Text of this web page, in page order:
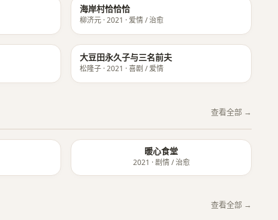
海岸村恰恰恰
柳济元 · 2021 · 爱情 / 治愈
★ 8.5 ★ 8.4
大豆田永久子与三名前夫
松隆子 · 2021 · 喜剧 / 爱情
查看全部 →
暖心食堂
2021 · 剧情 / 治愈
查看全部 →